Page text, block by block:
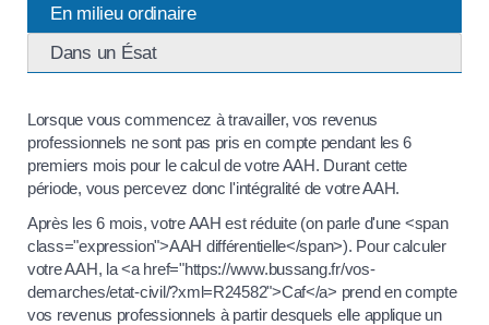
En milieu ordinaire
Dans un Ésat
Lorsque vous commencez à travailler, vos revenus
professionnels ne sont pas pris en compte pendant les 6
premiers mois pour le calcul de votre AAH. Durant cette
période, vous percevez donc l'intégralité de votre AAH.
Après les 6 mois, votre AAH est réduite (on parle d'une <span
class="expression">AAH différentielle</span>). Pour calculer
votre AAH, la <a href="https://www.bussang.fr/vos-
demarches/etat-civil/?xml=R24582">Caf</a> prend en compte
vos revenus professionnels à partir desquels elle applique un